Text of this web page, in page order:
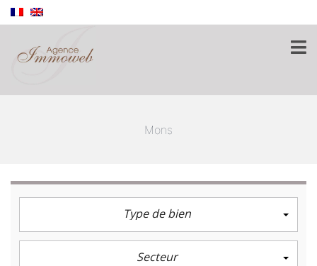
Mons
Type de bien
Secteur